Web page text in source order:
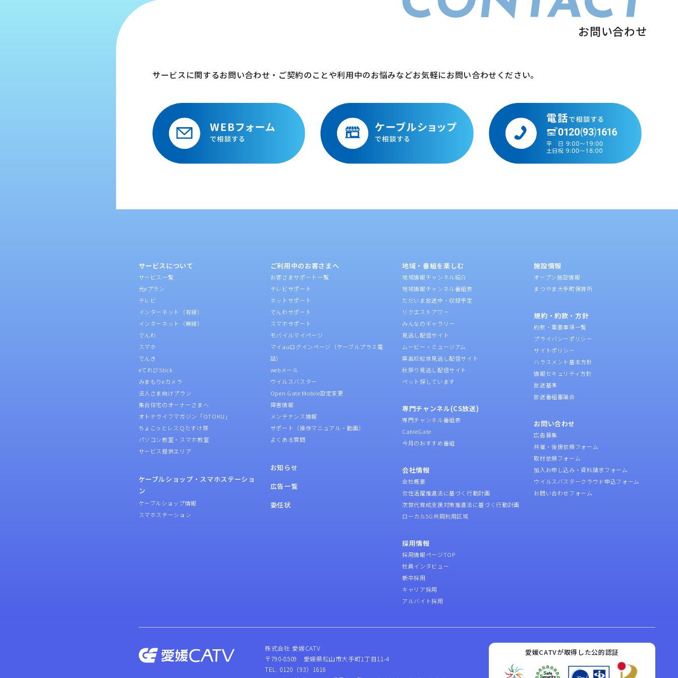
お問い合わせ
サービスに関するお問い合わせ・ご契約のことや利用中のお悩みなどお気軽にお問い合わせください。
サービスについて
サービス一覧
光eプラン
テレビ
インターネット（有線）
インターネット（無線）
でんわ
スマホ
でんき
eてれびStick
みまもりeカメラ
法人さま向けプラン
集合住宅のオーナーさまへ
オトナライフマガジン「OTOKU」
ちょこっとレスＱたすけ隊
パソコン教室・スマホ教室
サービス提供エリア
ケーブルショップ・スマホステーショ
ン
ケーブルショップ情報
スマホステーション
ご利用中のお客さまへ
お客さまサポート一覧
テレビサポート
ネットサポート
でんわサポート
スマホサポート
モバイルマイページ
マイauログインページ（ケーブルプラス電
話）
webメール
ウイルスバスター
Open Gate Mobile設定変更
障害情報
メンテナンス情報
サポート（操作マニュアル・動画）
よくある質問
お知らせ
広告一覧
委任状
地域・番組を楽しむ
地域情報チャンネル紹介
地域情報チャンネル番組表
ただいま放送中・収録予定
リクエストアワー
みんなのギャラリー
見逃し配信サイト
ムービー・ミュージアム
県高校総体見逃し配信サイト
秋祭り見逃し配信サイト
ペット探しています
専門チャンネル(CS放送)
専門チャンネル番組表
CableGate
今月のおすすめ番組
会社情報
会社概要
女性活躍推進法に基づく行動計画
次世代育成支援対策推進法に基づく行動計画
ローカル5G共同利用区域
採用情報
採用情報ページTOP
社員インタビュー
新卒採用
キャリア採用
アルバイト採用
施設情報
オープン施設情報
まつやま大手町保育所
規約・約款・方針
約款・重要事項一覧
プライバシーポリシー
サイトポリシー
ハラスメント基本方針
情報セキュリティ方針
放送基準
放送番組審議会
お問い合わせ
広告募集
共催・後援依頼フォーム
取材依頼フォーム
加入お申し込み・資料請求フォーム
ウイルスバスタークラウド申込フォーム
お問い合わせフォーム
株式会社 愛媛CATV
〒790-8509 愛媛県松山市大手町1丁目11-4
TEL: 0120（93）1616
愛媛CATVが取得した公的認証